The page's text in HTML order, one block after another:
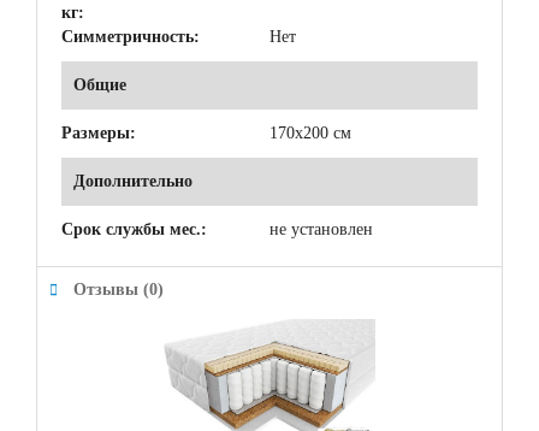
кг:
Симметричность: Нет
Общие
Размеры: 170x200 см
Дополнительно
Срок службы мес.: не установлен
Отзывы (0)